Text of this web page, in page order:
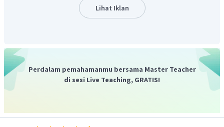
1 : 2 : 1
Rasio fenotip F2 = 1 Merah : 2 Merah muda : 1 putih
Lihat Iklan
Perdalam pemahamanmu bersama Master Teacher
di sesi Live Teaching, GRATIS!